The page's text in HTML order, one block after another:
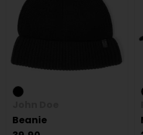
Beanie